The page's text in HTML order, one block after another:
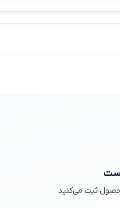
محصول ثبت می‌کنید